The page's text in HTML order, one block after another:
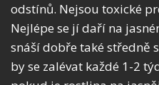
odstínů. Nejsou toxické
Nejlépe se jí daří na
snáší dobře také středně
by se zalévat každé 1-2